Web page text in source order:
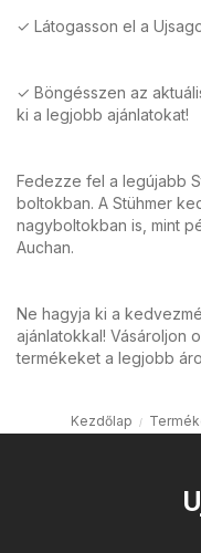
✓ Látogasson el a
✓ Böngésszen az
ki a legjobb ajánlatokat!
Fedezze fel a legújabb
boltokban. A Stühmer
nagyboltokban is, mint
Auchan.
Ne hagyja ki a
ajánlatokkal! Vásároljon
termékeket a legjobb
Kezdőlap